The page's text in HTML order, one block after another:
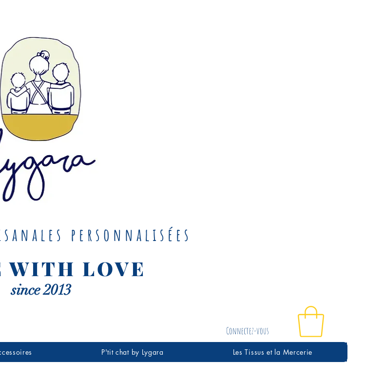
personnalisées
WITH LOVE
since 2013
Connectez-vous
P'tit chat by Lygara Les Tissus et la Mercerie